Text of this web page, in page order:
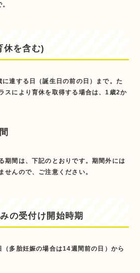
休を含む)
達する日（誕生日の前の日）まで。た
スにより育休を取得する場合は、1歳2か
期間は、下記のとおりです。期間外には
せんので、ご注意ください。
の受付け開始時期
多胎妊娠の場合は14週間前の日）から